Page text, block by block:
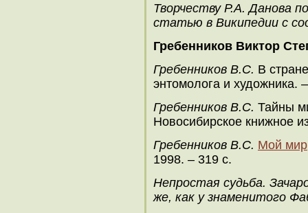
Творчеству Р.А. Данова
статью в Википедии с
Гребенников Виктор
Гребенников В.С. В
энтомолога и художника.
Гребенников В.С. Тайны
Новосибирское книжное
Гребенников В.С. Мой мир
1998. – 319 с.
Непростая судьба.
же, как у знаменитого